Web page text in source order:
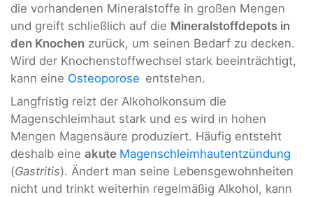
die vorhandenen Mineralstoffe in großen Mengen
und greift schließlich auf die Mineralstoffdepots in
den Knochen zurück, um seinen Bedarf zu decken.
Wird der Knochenstoffwechsel stark beeinträchtigt,
kann eine Osteoporose entstehen.
Langfristig reizt der Alkoholkonsum die
Magenschleimhaut stark und es wird in hohen
Mengen Magensäure produziert. Häufig entsteht
deshalb eine akute Magenschleimhautentzündung
(Gastritis). Ändert man seine Lebensgewohnheiten
nicht und trinkt weiterhin regelmäßig Alkohol, kann